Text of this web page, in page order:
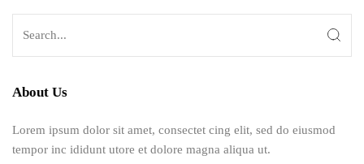
About Us
Lorem ipsum dolor sit amet, consectet cing elit, sed do eiusmod
tempor inc ididunt utore et dolore magna aliqua ut.